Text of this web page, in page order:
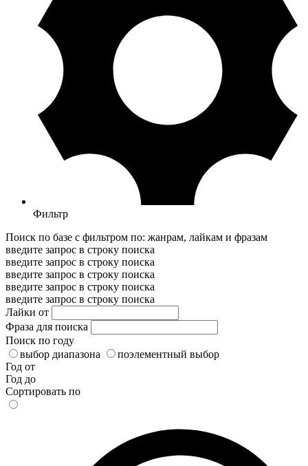
Фильтр
Поиск по базе с фильтром по: жанрам, лайкам и фразам
введите запрос в строку поиска
введите запрос в строку поиска
введите запрос в строку поиска
введите запрос в строку поиска
введите запрос в строку поиска
Лайки от
Фраза для поиска
Поиск по году
выбор диапазона
поэлементный выбор
Год от
Год до
Сортировать по